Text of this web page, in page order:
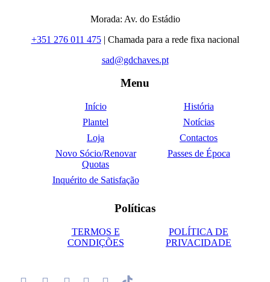
Morada: Av. do Estádio
+351 276 011 475| Chamada para a rede fixa nacional
sad@gdchaves.pt
Menu
Início
História
Plantel
Notícias
Loja
Contactos
Novo Sócio/Renovar
Quotas
Passes de Época
Inquérito de Satisfação
Políticas
TERMOS E
CONDIÇÕES
POLÍTICA DE
PRIVACIDADE